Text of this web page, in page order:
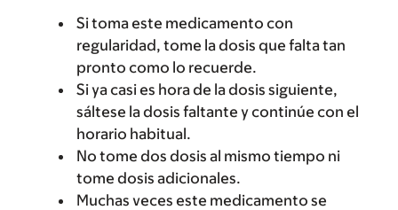
Si toma este medicamento con
regularidad, tome la dosis que falta tan
pronto como lo recuerde.
Si ya casi es hora de la dosis siguiente,
sáltese la dosis faltante y continúe con el
horario habitual.
No tome dos dosis al mismo tiempo ni
tome dosis adicionales.
Muchas veces este medicamento se